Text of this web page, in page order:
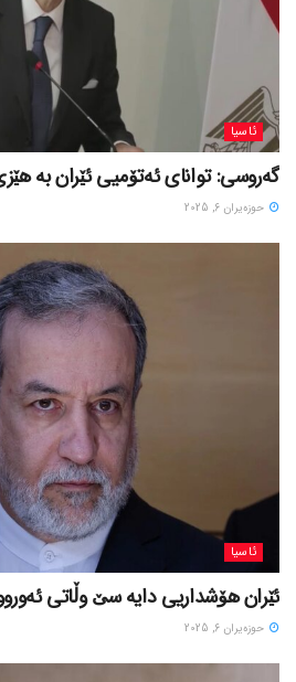
ئاسیا
گەروسی: توانای ئەتۆمیی ئێران بە
حوزه‌یران 6, 2025
ئاسیا
ئێران هۆشداریی دایە سێ وڵاتی
حوزه‌یران 6, 2025